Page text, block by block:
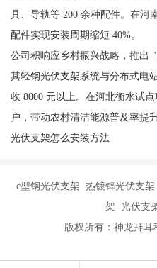
具、导轨等 200 余种配件。在河
配件实现安装周期缩短 40%。
公司积响应乡村振兴战略，推出
其轻钢光伏支架系统与分布式电
收 8000 元以上。在河北衡水试
户，带动农村清洁能源普及率提升
光伏支架怎么安装方法
c型钢光伏支架 热镀锌光伏支
架 光伏支
版权所有：神龙拜耳